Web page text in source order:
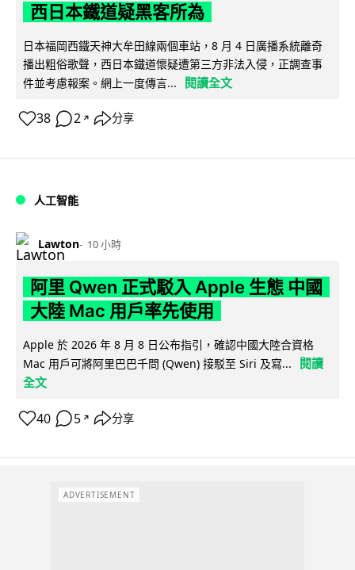
西日本鐵道疑黑客所為
日本福岡西鐵天神大牟田線兩個車站，8 月 4 日廣播系統離奇
播出粗俗歌聲，西日本鐵道懷疑遭第三方非法入侵，正調查事
件並考慮報案。網上一度傳言...
閱讀全文
38 2 ↗ 分享
人工智能
Lawton 10 小時
阿里 Qwen 正式駁入 Apple 生態 中國
大陸 Mac 用戶率先使用
Apple 於 2026 年 8 月 8 日公布指引，確認中國大陸合資格
Mac 用戶可將阿里巴巴千問 (Qwen) 接駁至 Siri 及寫...
閱讀
全文
40 5 ↗ 分享
ADVERTISEMENT